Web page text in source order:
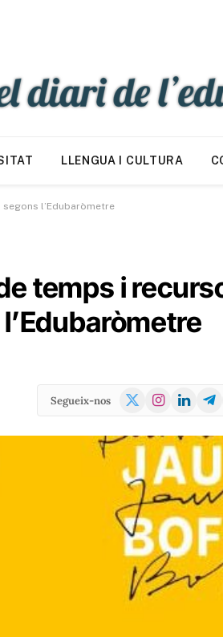
LLENGUA I CULTURA
l’Edubaròmetre
temps i
Segueix-nos
X
Instagram
LinkedIn